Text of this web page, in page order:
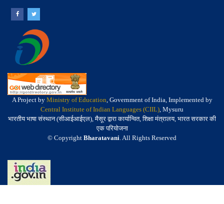
A Project by Ministry of Education, Government of India, Implemented by
Central Institute of Indian Languages (CIIL), Mysuru
भारतीय भाषा संस्थान (सीआईआईएल), मैसूर द्वारा कार्यान्वित, शिक्षा मंत्रालय, भारत सरकार की
एक परियोजना
© Copyright Bharatavani. All Rights Reserved